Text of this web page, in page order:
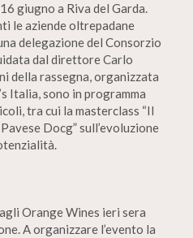
giugno a Riva del Garda.
le aziende oltrepadane
delegazione del Consorzio
dal direttore Carlo
della rassegna, organizzata
Italia, sono in programma
tra cui la masterclass “Il
Docg” sull’evoluzione
Orange Wines ieri sera
A organizzare l’evento la